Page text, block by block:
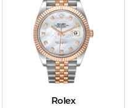
Rolex